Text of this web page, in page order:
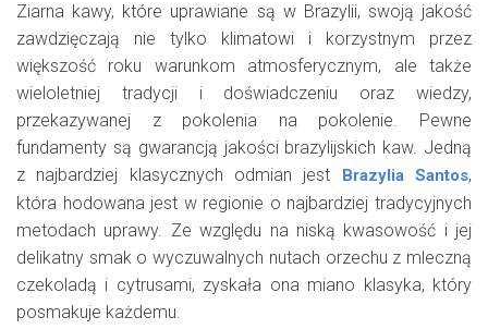
Ziarna kawy, które uprawiane są w Brazylii, swoją jakość
zawdzięczają nie tylko klimatowi i korzystnym przez
większość roku warunkom atmosferycznym, ale także
wieloletniej tradycji i doświadczeniu oraz wiedzy,
przekazywanej z pokolenia na pokolenie. Pewne
fundamenty są gwarancją jakości brazylijskich kaw. Jedną
z najbardziej klasycznych odmian jest
Brazylia Santos,
która hodowana jest w regionie o najbardziej tradycyjnych
metodach uprawy. Ze względu na niską kwasowość i jej
delikatny smak o wyczuwalnych nutach orzechu z mleczną
czekoladą i cytrusami, zyskała ona miano klasyka, który
posmakuje każdemu.